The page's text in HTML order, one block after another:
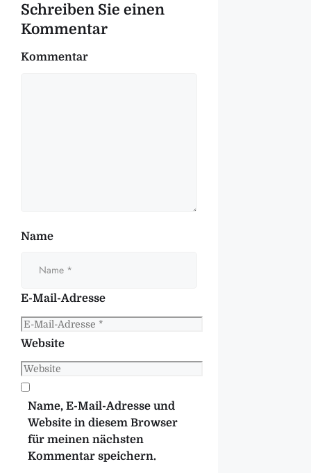
Schreiben Sie einen
Kommentar
Kommentar
Name
E-Mail-Adresse
Website
Name, E-Mail-Adresse und
Website in diesem Browser
für meinen nächsten
Kommentar speichern.